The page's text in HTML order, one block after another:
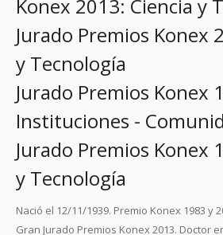
Konex 2013: Ciencia y
Jurado Premios Konex
y Tecnología
Jurado Premios Konex
Instituciones -
Jurado Premios Konex
y Tecnología
Nació el 12/11/1939. Premio Konex 1983 y
Gran Jurado Premios Konex 2013. Doctor